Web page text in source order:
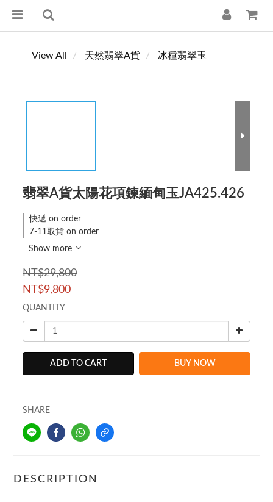
View All 天然翡翠A貨 冰種翡翠玉
翡翠A貨太陽花項鍊緬甸玉JA425.426
快遞 on order
7-11取貨 on order
Show more
NT$29,800
NT$9,800
QUANTITY
ADD TO CART BUY NOW
SHARE
DESCRIPTION